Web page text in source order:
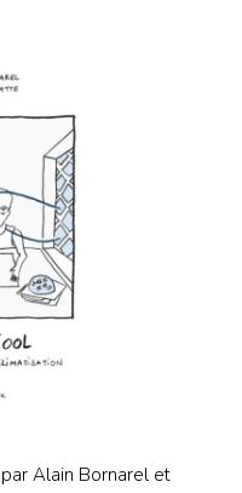
Alain Bornarel et